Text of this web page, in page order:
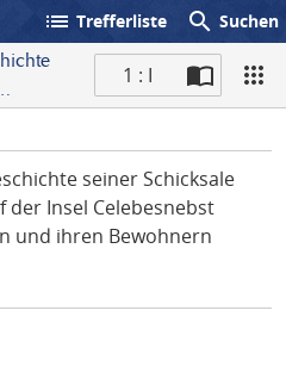
list Trefferliste search Suchen
1 : I
seiner Schicksale
der Insel Celebesnebst
und ihren Bewohnern